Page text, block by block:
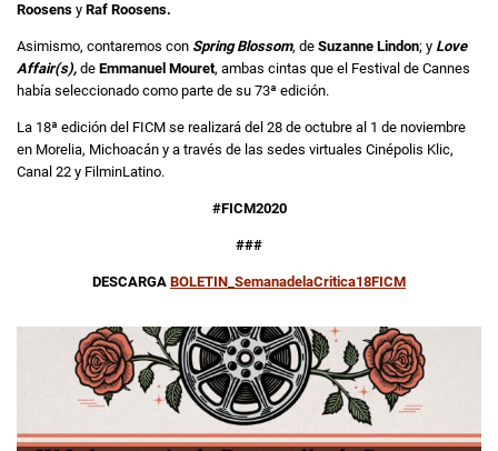
Roosens y Raf Roosens.
Asimismo, contaremos con Spring Blossom, de Suzanne Lindon; y Love
Affair(s), de Emmanuel Mouret, ambas cintas que el Festival de Cannes
había seleccionado como parte de su 73ª edición.
La 18ª edición del FICM se realizará del 28 de octubre al 1 de noviembre
en Morelia, Michoacán y a través de las sedes virtuales Cinépolis Klic,
Canal 22 y FilminLatino.
#FICM2020
###
DESCARGA BOLETIN_SemanadelaCritica18FICM